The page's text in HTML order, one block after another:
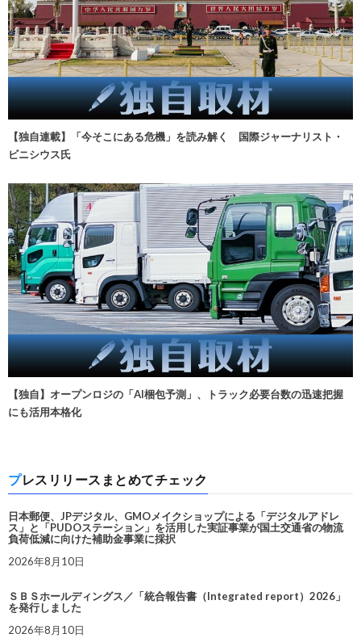
【独自連載】「今そこにある危機」を読み解く 国際ジャーナリスト・
ビニシウス氏
【独自】オープンロジの「AI梱包予測」、トラック必要台数の迅速把握
にも活用本格化
プレスリリースまとめてチェック
日本郵便、JPデジタル、GMOメイクショップによる「デジタルアドレ
ス」と「PUDOステーション」を活用した実証事業が国土交通省の物流
負荷低減に向けた補助金事業に採択
2026年8月10日
ＳＢＳホールディングス／「統合報告書（Integrated report）2026」
を発行しました
2026年8月10日